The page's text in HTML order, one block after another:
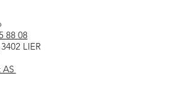
88 08
LIER